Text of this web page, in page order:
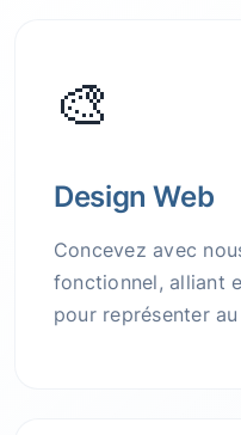
🎨
Design Web
Concevez avec
fonctionnel, alliant
pour représenter